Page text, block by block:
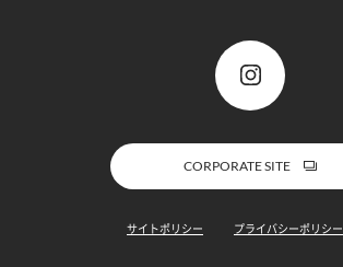
CORPORATE SITE
サイトポリシー プライバシーポリシー